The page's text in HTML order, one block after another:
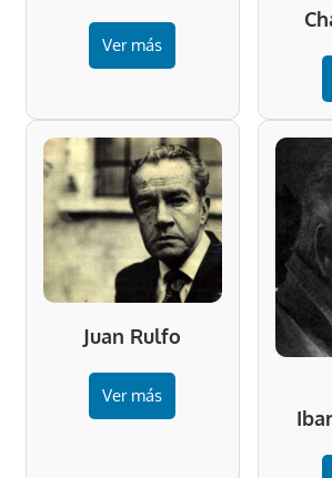
Ver más
Juan Rulfo
Ver más